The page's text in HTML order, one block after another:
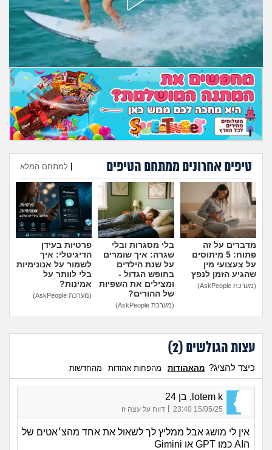
חיות מחמד
יוקר המחיה
גאווה
טיפים אחרונים ממתחם הטיפים למתחם המלא
הוספת טיפ
מדברים על זה
פתוח: 5 מיתוסים
על צעצועי מין
שהגיע הזמן לנפץ
(מערכת AskPeople)
בלי מסגרות ובלי
שגרה: איך שומרים
על שנת הילדים
בחופש הגדול -
ומצילים את השפיות
של ההורים?
(מערכת AskPeople)
פרטיות בעידן
הדיגיטלי: איך
לשמור על אנונימיות
בלי לוותר על
אמינות?
(מערכת AskPeople)
עצות הגולשים (2
)
כיצד להציג? מהאהודות מהפחות אהודות מהחדשות
lotem k, בן 24
15/05/25 23:40 דווח על עצה זו
אין לי מושג אבל ממליץ לך לשאול את אחד מהצ׳אטים של
הAI כמו GPT או Gimini